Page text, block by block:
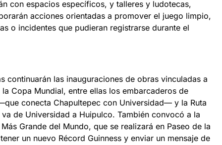
con espacios específicos, y talleres y ludotecas,
acciones orientadas a promover el juego limpio,
o incidentes que pudieran registrarse durante el
continuarán las inauguraciones de obras vinculadas a
Copa Mundial, entre ellas los embarcaderos de
conecta Chapultepec con Universidad— y la Ruta
de Universidad a Huipulco. También convocó a la
Grande del Mundo, que se realizará en Paseo de la
un nuevo Récord Guinness y enviar un mensaje de